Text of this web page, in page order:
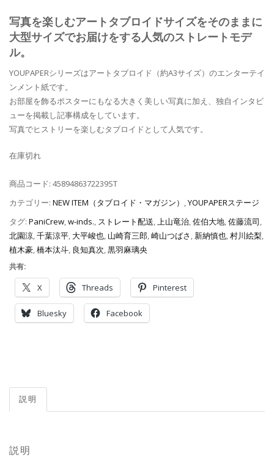
写真を楽しむアートタブロイドサイズをそのままに
大型サイズでお届けをする人気のストレートモデ
ル。
YOUPAPERシリーズはアートタブロイド（約A3サイズ）のエンターテイ
ンメント紙です。
お部屋を飾るポスターにもなる大きく美しい写真に加え、独自インタビ
ューを掲載し記事構成をしています。
写真でヒストリーを楽しむタブロイドとして人気です。
在庫切れ
商品コード: 4589486372239ST
カテゴリー: NEW ITEM（タブロイド・マガジン） ,YOUPAPERステージ
タグ: PaniCrew,w-inds., ストレート配送,上山竜治,佐伯大地,佐藤流司,
北園涼,千葉涼平, 大平峻也, 山崎育三郎,崎山つばさ, 新納慎也,村川絵梨,
植木豪,橋本汰斗, 良知真次,黒羽麻璃央
共有:
X Threads Pinterest
Bluesky Facebook
説明
説明